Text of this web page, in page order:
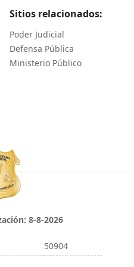
Sitios relacionados:
Poder Judicial
Defensa Pública
Ministerio Público
8-8-2026
50904